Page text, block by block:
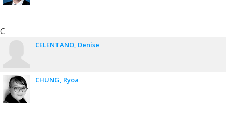
C
CELENTANO Denise
CHUNG Ryoa